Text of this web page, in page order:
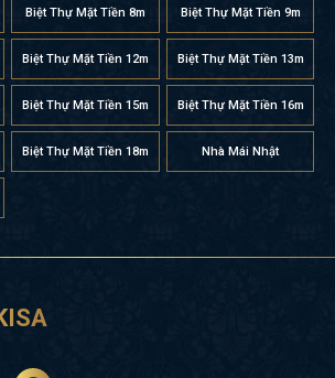
Biệt Thự Mặt Tiền 8m Biệt Thự Mặt Tiền 9m
Biệt Thự Mặt Tiền 12m Biệt Thự Mặt Tiền 13m
Biệt Thự Mặt Tiền 15m Biệt Thự Mặt Tiền 16m
Biệt Thự Mặt Tiền 18m Nhà Mái Nhật